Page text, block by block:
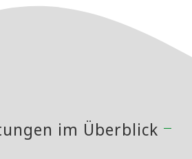
im Überblick